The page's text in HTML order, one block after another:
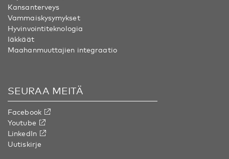
Kansanterveys
Vammaiskysymykset
Hyvinvointiteknologia
Iäkkäät
Maahanmuuttajien integraatio
SEURAA MEITÄ
Facebook
Youtube
LinkedIn
Uutiskirje